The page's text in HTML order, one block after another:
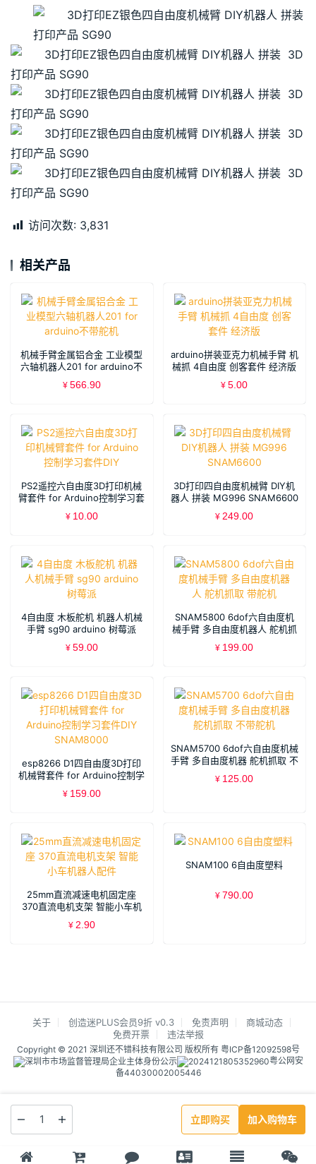
立即购买 加入购物车
访问次数: 3,831
相关产品
机械手臂金属铝合金 工业模型
六轴机器人201 for arduino不
带舵机
¥ 566.90
arduino拼装亚克力机械手臂 机
械抓 4自由度 创客套件 经济版
¥ 5.00
PS2遥控六自由度3D打印机械
臂套件 for Arduino控制学习套
件DIY
¥ 10.00
3D打印四自由度机械臂 DIY机
器人 拼装 MG996 SNAM6600
¥ 249.00
4自由度 木板舵机 机器人机械
手臂 sg90 arduino 树莓派
¥ 59.00
SNAM5800 6dof六自由度机
械手臂 多自由度机器人 舵机抓
取 带舵机
¥ 199.00
esp8266 D1四自由度3D打印
机械臂套件 for Arduino控制学
习套件DIY SNAM8000
¥ 159.00
SNAM5700 6dof六自由度机械
手臂 多自由度机器 舵机抓取 不
带舵机
¥ 125.00
25mm直流减速电机固定座
370直流电机支架 智能小车机
器人配件
¥ 2.90
SNAM100 6自由度塑料
¥ 790.00
关于 创造迷PLUS会员9折 v0.3 免责声明
商城动态
免费开票
违法举报
Copyright © 2021 深圳还不错科技有限公司 版权所有 粤ICP备12092598号
粤公网安
备44030002005446